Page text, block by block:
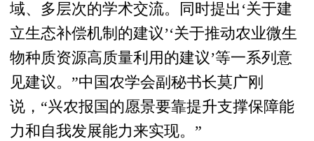
域、多层次的学术交流。同时提出‘关于建
立生态补偿机制的建议’‘关于推动农业微生
物种质资源高质量利用的建议’等一系列意
见建议。”中国农学会副秘书长莫广刚
说，“兴农报国的愿景要靠提升支撑保障能
力和自我发展能力来实现。”